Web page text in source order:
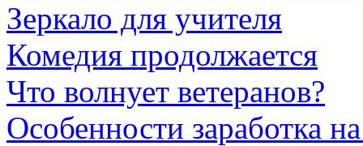
Зеркало для учителя
Комедия продолжается
Что волнует ветеранов?
Особенности заработка